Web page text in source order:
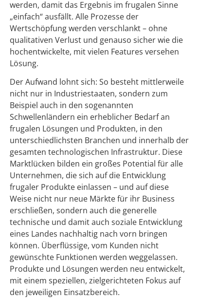
werden, damit das Ergebnis im frugalen Sinne
„einfach“ ausfällt. Alle Prozesse der
Wertschöpfung werden verschlankt – ohne
qualitativen Verlust und genauso sicher wie die
hochentwickelte, mit vielen Features versehen
Lösung.
Der Aufwand lohnt sich: So besteht mittlerweile
nicht nur in Industriestaaten, sondern zum
Beispiel auch in den sogenannten
Schwellenländern ein erheblicher Bedarf an
frugalen Lösungen und Produkten, in den
unterschiedlichsten Branchen und innerhalb der
gesamten technologischen Infrastruktur. Diese
Marktlücken bilden ein großes Potential für alle
Unternehmen, die sich auf die Entwicklung
frugaler Produkte einlassen – und auf diese
Weise nicht nur neue Märkte für ihr Business
erschließen, sondern auch die generelle
technische und damit auch soziale Entwicklung
eines Landes nachhaltig nach vorn bringen
können. Überflüssige, vom Kunden nicht
gewünschte Funktionen werden weggelassen.
Produkte und Lösungen werden neu entwickelt,
mit einem speziellen, zielgerichteten Fokus auf
den jeweiligen Einsatzbereich.